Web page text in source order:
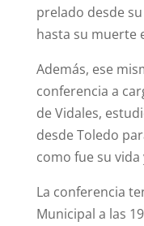
prelado desde
hasta su muerte
Además, ese
conferencia a
de Vidales,
desde Toledo
como fue su
La conferencia
Municipal a las